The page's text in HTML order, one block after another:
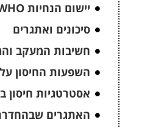
יישום הנחיות WHO בישראל
סיכונים ואתגרים
חשיבות המעקב
השפעות החיסון
אסטרטגיות חיסון
האתגרים